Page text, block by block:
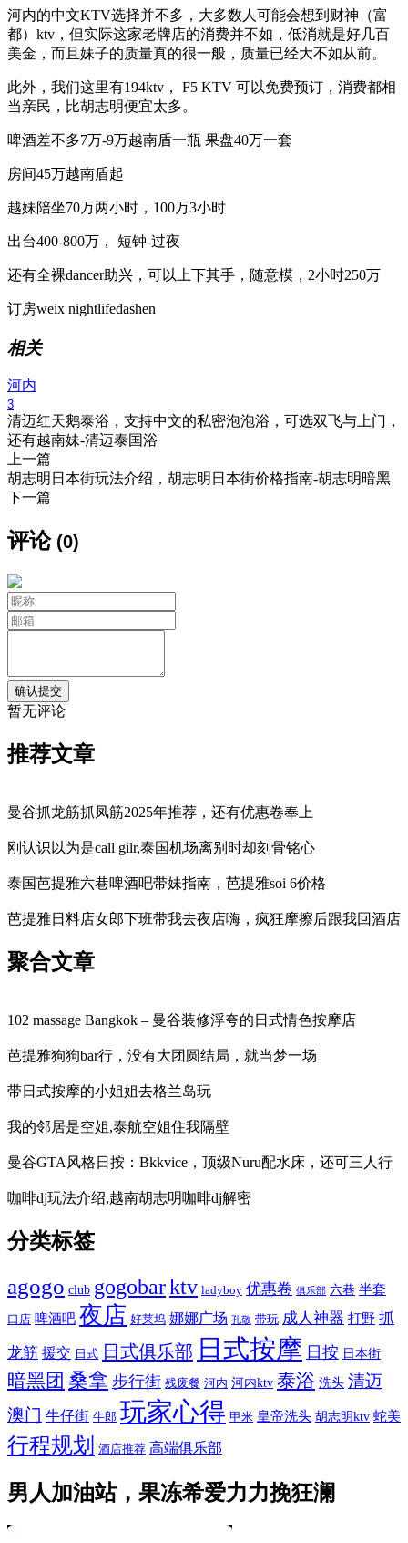
河内的中文KTV选择并不多，大多数人可能会想到财神（富
都）ktv，但实际这家老牌店的消费并不如，低消就是好几百
美金，而且妹子的质量真的很一般，质量已经大不如从前。
此外，我们这里有194ktv， F5 KTV 可以免费预订，消费都相
当亲民，比胡志明便宜太多。
啤酒差不多7万-9万越南盾一瓶 果盘40万一套
房间45万越南盾起
越妹陪坐70万两小时，100万3小时
出台400-800万， 短钟-过夜
还有全裸dancer助兴，可以上下其手，随意模，2小时250万
订房weix nightlifedashen
相关
河内
3
清迈红天鹅泰浴，支持中文的私密泡泡浴，可选双飞与上门，
还有越南妹-清迈泰国浴
上一篇
胡志明日本街玩法介绍，胡志明日本街价格指南-胡志明暗黑
下一篇
评论(0)
暂无评论
推荐文章
曼谷抓龙筋抓凤筋2025年推荐，还有优惠卷奉上
刚认识以为是call gilr,泰国机场离别时却刻骨铭心
泰国芭提雅六巷啤酒吧带妹指南，芭提雅soi 6价格
芭提雅日料店女郎下班带我去夜店嗨，疯狂摩擦后跟我回酒店
聚合文章
102 massage Bangkok – 曼谷装修浮夸的日式情色按摩店
芭提雅狗狗bar行，没有大团圆结局，就当梦一场
带日式按摩的小姐姐去格兰岛玩
我的邻居是空姐,泰航空姐住我隔壁
曼谷GTA风格日按：Bkkvice，顶级Nuru配水床，还可三人行
咖啡dj玩法介绍,越南胡志明咖啡dj解密
分类标签
agogo club gogobarktv ladyboy 优惠卷 俱乐部 六巷 半套
口店 啤酒吧 夜店 好莱坞 娜娜广场 孔敬 带玩 成人神器 打野 抓
龙筋 援交 日式 日式俱乐部 日式按摩 日按 日本街
暗黑团 桑拿 步行街 残废餐 河内 河内ktv 泰浴 洗头 清迈
澳门 牛仔街 牛郎 玩家心得 甲米 皇帝洗头 胡志明ktv 蛇美
行程规划 酒店推荐 高端俱乐部
男人加油站，果冻希爱力力挽狂澜